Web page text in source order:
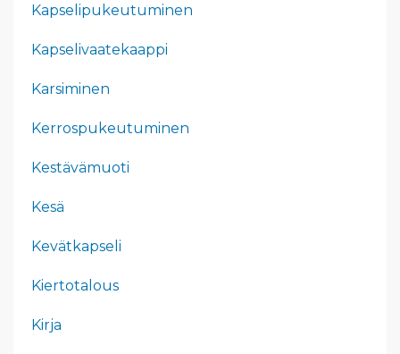
Kapselipukeutuminen
Kapselivaatekaappi
Karsiminen
Kerrospukeutuminen
Kestävämuoti
Kesä
Kevätkapseli
Kiertotalous
Kirja